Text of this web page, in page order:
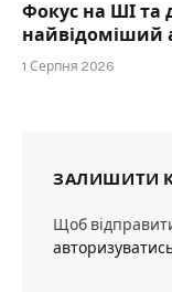
Фокус на ШІ та
найвідоміший
1 Серпня 2026
ЗАЛИШИТИ
Щоб